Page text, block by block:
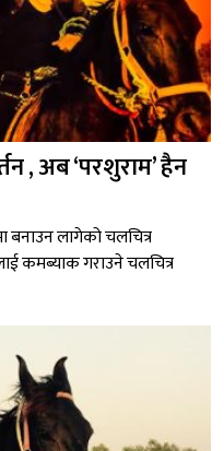
, अब ‘परशुराम’ हैन
बनाउन लागेको चलचित्र
कमब्याक गराउने चलचित्र